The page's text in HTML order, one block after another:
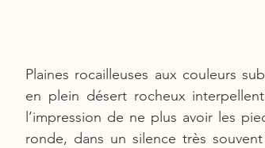
Plaines rocailleuses aux couleurs
en plein désert rocheux
l’impression de ne plus avoir les
ronde, dans un silence très